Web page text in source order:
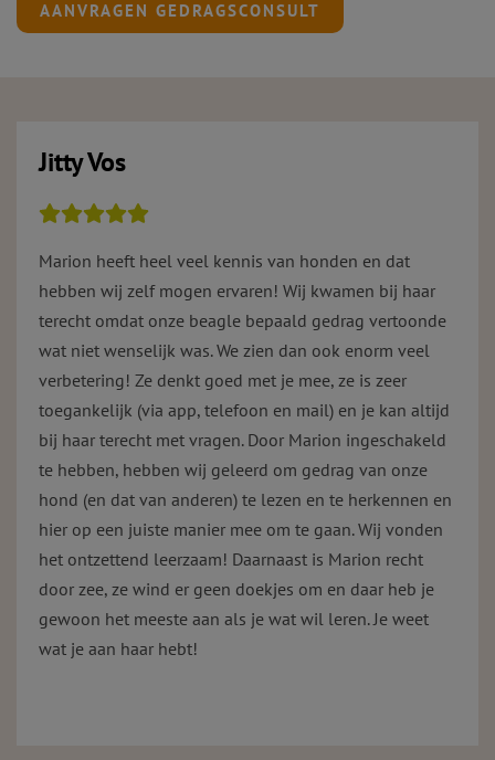
AANVRAGEN GEDRAGSCONSULT
Jitty Vos
Marion heeft heel veel kennis van honden en dat
hebben wij zelf mogen ervaren! Wij kwamen bij haar
terecht omdat onze beagle bepaald gedrag vertoonde
wat niet wenselijk was. We zien dan ook enorm veel
verbetering! Ze denkt goed met je mee, ze is zeer
toegankelijk (via app, telefoon en mail) en je kan altijd
bij haar terecht met vragen. Door Marion ingeschakeld
te hebben, hebben wij geleerd om gedrag van onze
hond (en dat van anderen) te lezen en te herkennen en
hier op een juiste manier mee om te gaan. Wij vonden
het ontzettend leerzaam! Daarnaast is Marion recht
door zee, ze wind er geen doekjes om en daar heb je
gewoon het meeste aan als je wat wil leren. Je weet
wat je aan haar hebt!